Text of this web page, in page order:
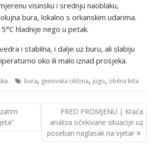
visinsku i srednju naoblaku,
bura, lokalno s orkanskim udarima.
hladnije nego u petak.
i stabilna, i dalje uz buru, ali slabiju
oko ili malo iznad prosjeka.
bura, genovska ciklona, jugo, obilna kiša
PRED PROMJENU | Kraća
analiza očekivane situacije uz
poseban naglasak na vjetar